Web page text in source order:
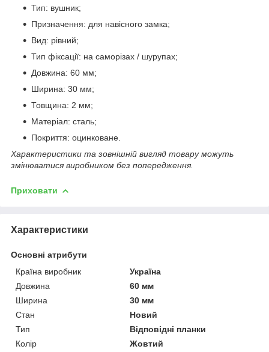
Тип: вушник;
Призначення: для навісного замка;
Вид: рівний;
Тип фіксації: на саморізах / шурупах;
Довжина: 60 мм;
Ширина: 30 мм;
Товщина: 2 мм;
Матеріал: сталь;
Покриття: оцинковане.
Характеристики та зовнішній вигляд товару можуть
змінюватися виробником без попередження.
Приховати
Характеристики
Основні атрибути
Країна виробник
Україна
Довжина
60 мм
Ширина
30 мм
Стан
Новий
Тип
Відповідні планки
Колір
Жовтий